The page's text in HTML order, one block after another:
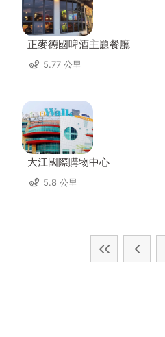
正麥德國啤酒主題餐廳
5.77 公里
大江國際購物中心
5.8 公里